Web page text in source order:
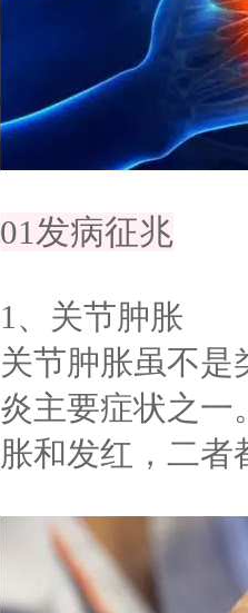
01发病征兆
1、关节肿胀
关节肿胀虽不是
炎主要症状之一
胀和发红，二者